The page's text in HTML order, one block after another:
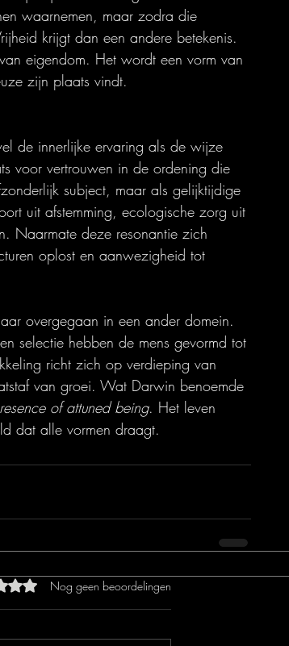
waarnemen, maar zodra die
krijgt dan een andere betekenis.
eigendom. Het wordt een vorm van
zijn plaats vindt.
de innerlijke ervaring als de wijze
voor vertrouwen in de ordening die
subject, maar als gelijktijdige
uit afstemming, ecologische zorg uit
Naarmate deze resonantie zich
oplost en aanwezigheid tot
overgegaan in een ander domein.
selectie hebben de mens gevormd tot
richt zich op verdieping van
van groei. Wat Darwin benoemde
of attuned being. Het leven
dat alle vormen draagt.
met 0 uit 5 sterren.
Nog geen beoordelingen